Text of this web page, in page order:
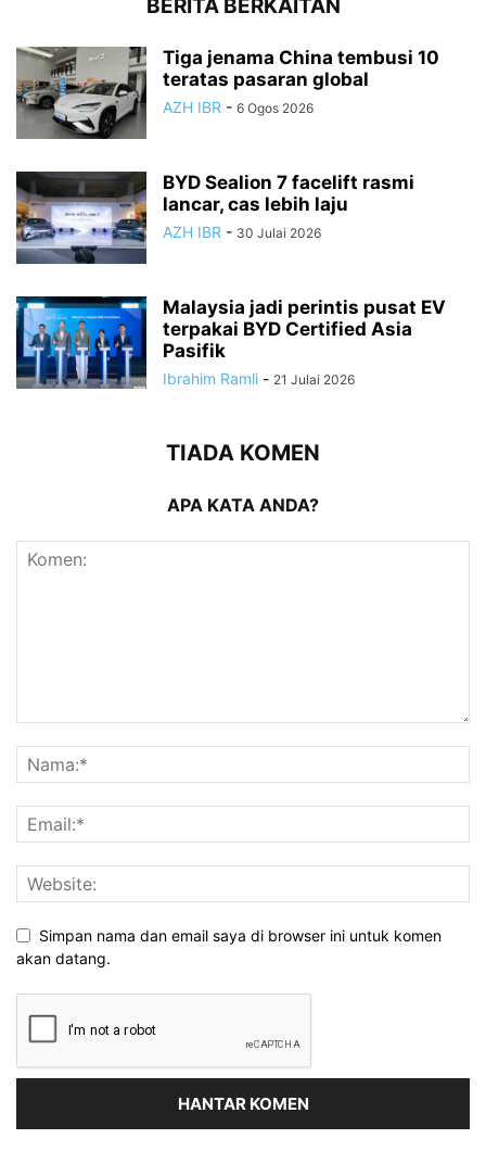
BERITA BERKAITAN
Tiga jenama China tembusi 10
teratas pasaran global
AZH IBR - 6 Ogos 2026
BYD Sealion 7 facelift rasmi
lancar, cas lebih laju
AZH IBR - 30 Julai 2026
Malaysia jadi perintis pusat EV
terpakai BYD Certified Asia
Pasifik
Ibrahim Ramli - 21 Julai 2026
TIADA KOMEN
APA KATA ANDA?
Simpan nama dan email saya di browser ini untuk komen
akan datang.